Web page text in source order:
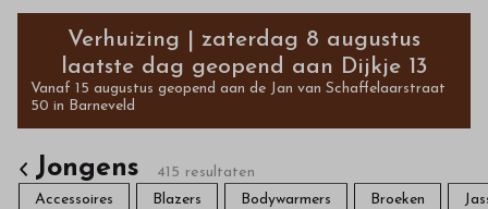
Shop
bij
ons
exclusieve
Verhuizing | zaterdag 8 augustus
laatste dag geopend aan Dijkje 13
Vanaf 15 augustus geopend aan de Jan van Schaffelaarstraat
50 in Barneveld
Jongens
415 resultaten
Accessoires
Blazers Bodywarmers Broeken